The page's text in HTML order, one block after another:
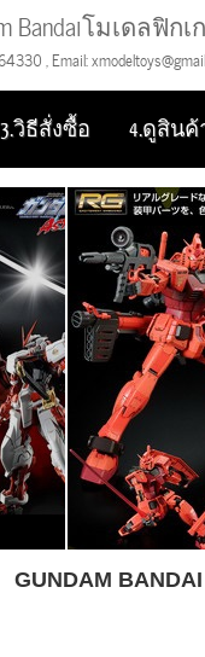
Bandaiโมเดลฟิ
, Email:
3.วิธีสั่งซื้อ
4.ดูสิน
GUNDAM